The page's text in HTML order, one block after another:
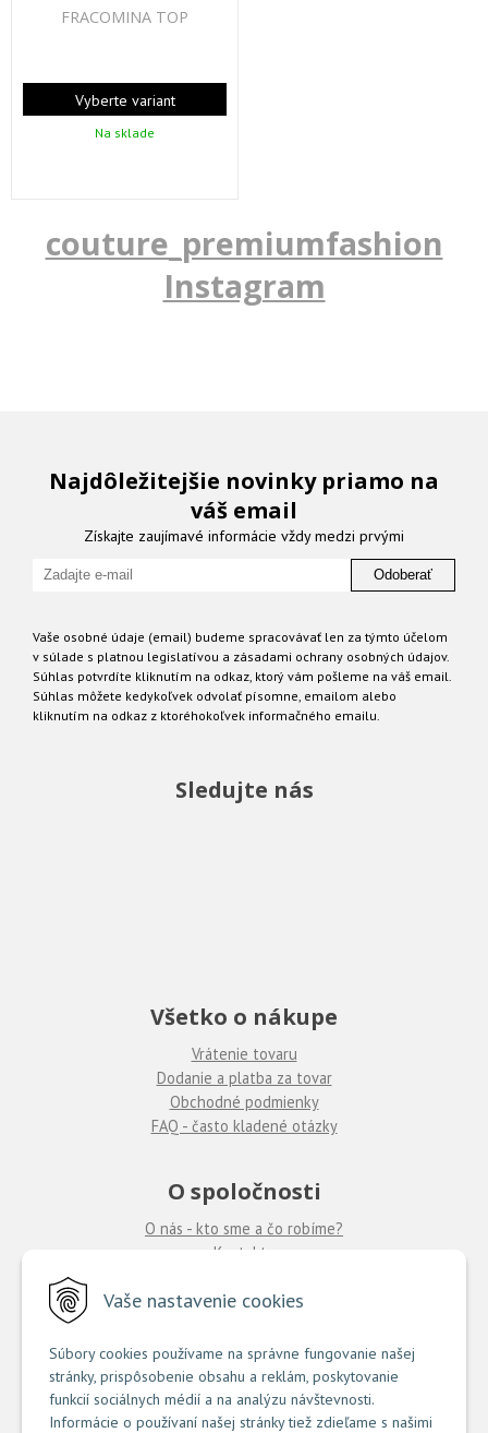
Vaše nastavenie cookies
Súbory cookies používame na správne fungovanie našej
stránky, prispôsobenie obsahu a reklám, poskytovanie
funkcií sociálnych médií a na analýzu návštevnosti.
Informácie o používaní našej stránky tiež zdieľame s našimi
FRACOMINA TOP
Vyberte variant
Na sklade
couture_premiumfashion
Instagram
Najdôležitejšie novinky priamo na
váš email
Získajte zaujímavé informácie vždy medzi prvými
Odoberať
Vaše osobné údaje (email) budeme spracovávať len za týmto účelom
v súlade s platnou legislatívou a zásadami ochrany osobných údajov.
Súhlas potvrdíte kliknutím na odkaz, ktorý vám pošleme na váš email.
Súhlas môžete kedykoľvek odvolať písomne, emailom alebo
kliknutím na odkaz z ktoréhokoľvek informačného emailu.
Sledujte nás
Všetko o nákupe
Vrátenie tovaru
Dodanie a platba za tovar
Obchodné podmienky
FAQ - často kladené otázky
O spoločnosti
O nás - kto sme a čo robíme?
Kontakty
Predajne COUTURE
TU nájdete zoznam našich predajní